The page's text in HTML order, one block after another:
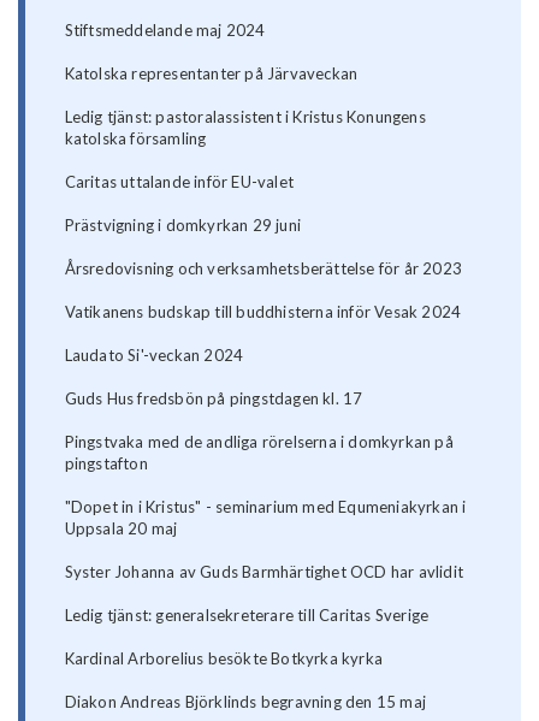
Stiftsmeddelande maj 2024
Katolska representanter på Järvaveckan
Ledig tjänst: pastoralassistent i Kristus Konungens
katolska församling
Caritas uttalande inför EU-valet
Prästvigning i domkyrkan 29 juni
Årsredovisning och verksamhetsberättelse för år 2023
Vatikanens budskap till buddhisterna inför Vesak 2024
Laudato Si'-veckan 2024
Guds Hus fredsbön på pingstdagen kl. 17
Pingstvaka med de andliga rörelserna i domkyrkan på
pingstafton
"Dopet in i Kristus" - seminarium med Equmeniakyrkan i
Uppsala 20 maj
Syster Johanna av Guds Barmhärtighet OCD har avlidit
Ledig tjänst: generalsekreterare till Caritas Sverige
Kardinal Arborelius besökte Botkyrka kyrka
Diakon Andreas Björklinds begravning den 15 maj